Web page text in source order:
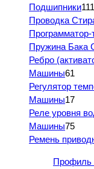
Подшипники111
Проводка
Пружина Бака
Ребро
Машины61
Регулятор
Машины17
Реле уровня
Машины75
Ремень
Профиль